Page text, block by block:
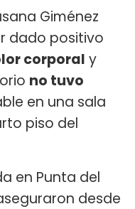
Giménez
dado positivo
corporal y
no tuvo
en una sala
piso del
en Punta del
desde